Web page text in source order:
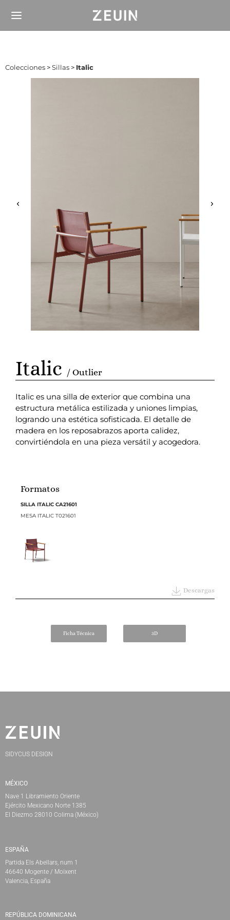
Colecciones >Sillas > Italic
Italic / Outlier
Italic es una silla de exterior que combina una
estructura metálica estilizada y uniones limpias,
logrando una estética sofisticada. El detalle de
madera en los reposabrazos aporta calidez,
convirtiéndola en una pieza versátil y acogedora.
Formatos
SILLA ITALIC CA21601
MESA ITALIC T021601
Descargas
Ficha Técnica 3D
SIDYCUS DESIGN
MÉXICO
Nave 1 Libramiento Oriente
Ejército Mexicano Norte 1385
El Diezmo 28010 Colima (México)
ESPAÑA
Partida Els Abellars, num 1
46640 Mogente / Moixent
Valencia, España
REPÚBLICA DOMINICANA